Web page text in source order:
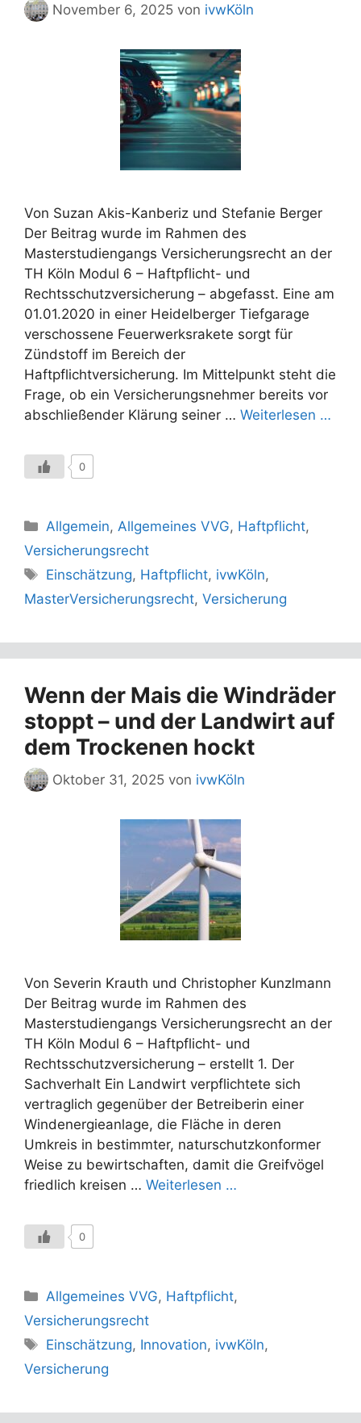
November 6, 2025 von ivwKöln
Von Suzan Akis-Kanberiz und Stefanie Berger
Der Beitrag wurde im Rahmen des
Masterstudiengangs Versicherungsrecht an der
TH Köln Modul 6 – Haftpflicht- und
Rechtsschutzversicherung – abgefasst. Eine am
01.01.2020 in einer Heidelberger Tiefgarage
verschossene Feuerwerksrakete sorgt für
Zündstoff im Bereich der
Haftpflichtversicherung. Im Mittelpunkt steht die
Frage, ob ein Versicherungsnehmer bereits vor
abschließender Klärung seiner … Weiterlesen …
0
Kategorien
Allgemein,Allgemeines VVG, Haftpflicht,
Versicherungsrecht
Schlagwörter
Einschätzung, Haftpflicht, ivwKöln,
MasterVersicherungsrecht, Versicherung
Wenn der Mais die Windräder
stoppt – und der Landwirt auf
dem Trockenen hockt
Oktober 31, 2025 von ivwKöln
Von Severin Krauth und Christopher Kunzlmann
Der Beitrag wurde im Rahmen des
Masterstudiengangs Versicherungsrecht an der
TH Köln Modul 6 – Haftpflicht- und
Rechtsschutzversicherung – erstellt 1. Der
Sachverhalt Ein Landwirt verpflichtete sich
vertraglich gegenüber der Betreiberin einer
Windenergieanlage, die Fläche in deren
Umkreis in bestimmter, naturschutzkonformer
Weise zu bewirtschaften, damit die Greifvögel
friedlich kreisen … Weiterlesen …
0
Kategorien
Allgemeines VVG, Haftpflicht,
Versicherungsrecht
Schlagwörter
Einschätzung, Innovation, ivwKöln,
Versicherung